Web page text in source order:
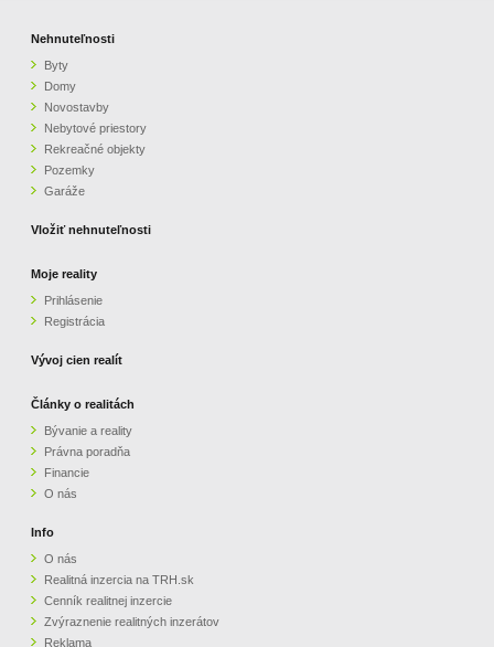
Nehnuteľnosti
Byty
Domy
Novostavby
Nebytové priestory
Rekreačné objekty
Pozemky
Garáže
Vložiť nehnuteľnosti
Moje reality
Prihlásenie
Registrácia
Vývoj cien realít
Články o realitách
Bývanie a reality
Právna poradňa
Financie
O nás
Info
O nás
Realitná inzercia na TRH.sk
Cenník realitnej inzercie
Zvýraznenie realitných inzerátov
Reklama